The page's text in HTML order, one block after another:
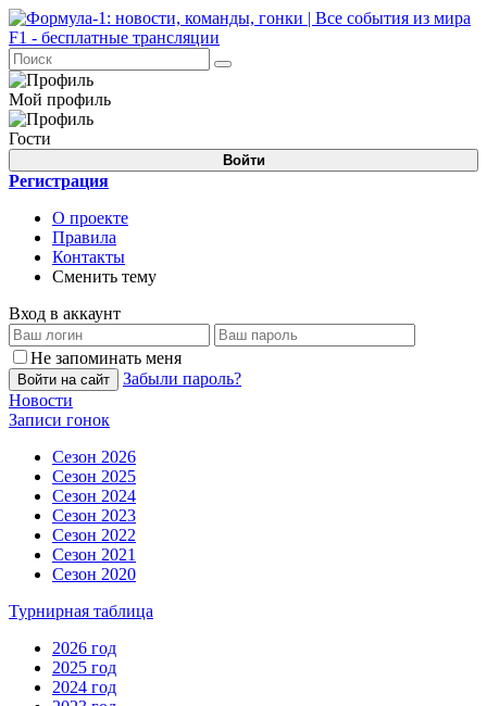
Мой профиль
Гости
Войти
Регистрация
О проекте
Правила
Контакты
Сменить тему
Вход в аккаунт
Не запоминать меня
Войти на сайт
Забыли пароль?
Новости
Записи гонок
Сезон 2026
Сезон 2025
Сезон 2024
Сезон 2023
Сезон 2022
Сезон 2021
Сезон 2020
Турнирная таблица
2026 год
2025 год
2024 год